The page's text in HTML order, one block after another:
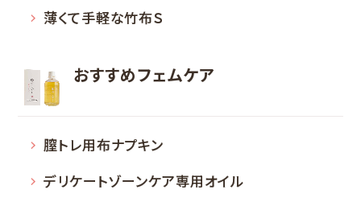
薄くて手軽な竹布Ｓ
おすすめフェムケア
膣トレ用布ナプキン
デリケートゾーンケア専用オイル